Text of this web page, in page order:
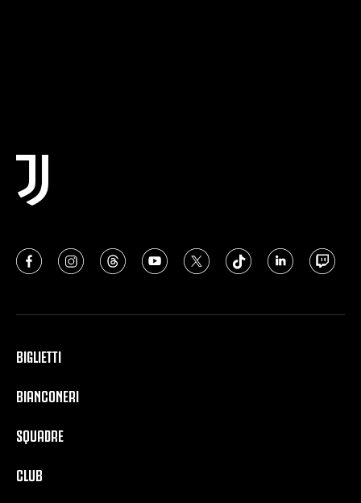
BIGLIETTI
BIANCONERI
SQUADRE
CLUB